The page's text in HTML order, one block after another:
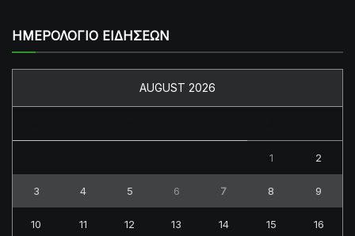
ΗΜΕΡΟΛΟΓΙΟ ΕΙΔΗΣΕΩΝ
AUGUST 2026
1 2
3 4 5 6 7 8 9
10 11 12 13 14 15 16